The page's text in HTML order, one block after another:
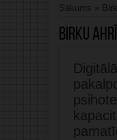
Sākums »
Birku